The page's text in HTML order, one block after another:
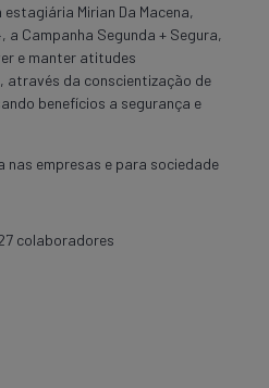
Mirian Da Macena,
a Campanha Segunda + Segura,
e manter atitudes
através da conscientização de
benefícios a segurança e
nas empresas e para sociedade
colaboradores